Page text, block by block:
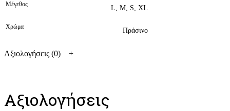
Μέγεθος L, M, S, XL
Χρώμα Πράσινο
Αξιολογήσεις (0)
Αξιολογήσεις